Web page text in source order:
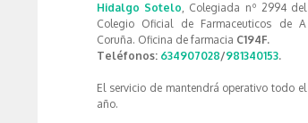
Hidalgo Sotelo, Colegiada nº 2994 del
Colegio Oficial de Farmaceuticos de A
Coruña. Oficina de farmacia C194F.
Teléfonos: 634907028/981340153.
El servicio de mantendrá operativo todo el
año.